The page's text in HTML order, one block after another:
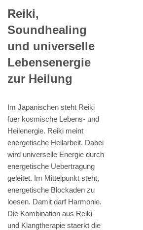
Reiki,
Soundhealing
und universelle
Lebensenergie
zur Heilung
Im Japanischen steht Reiki
fuer kosmische Lebens- und
Heilenergie. Reiki meint
energetische Heilarbeit. Dabei
wird universelle Energie durch
energetische Uebertragung
geleitet. Im Mittelpunkt steht,
energetische Blockaden zu
loesen. Damit darf Harmonie.
Die Kombination aus Reiki
und Klangtherapie staerkt die